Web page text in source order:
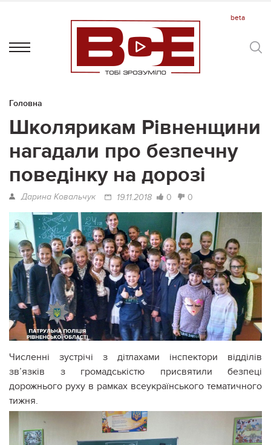
Головна
Школярикам Рівненщини
нагадали про безпечну
поведінку на дорозі
Дарина Ковальчук 19.11.2018 0 0
Численні зустрічі з дітлахами інспектори відділів
зв’язків з громадськістю присвятили безпеці
дорожнього руху в рамках всеукраїнського тематичного
тижня.